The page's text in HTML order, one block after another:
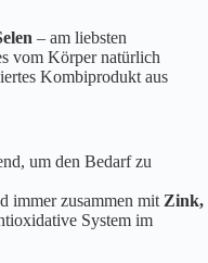
– am liebsten
vom Körper natürlich
Kombiprodukt aus
um den Bedarf zu
immer zusammen mit Zink,
System im